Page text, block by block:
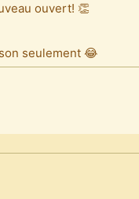
ouvert! 👏
seulement 😂